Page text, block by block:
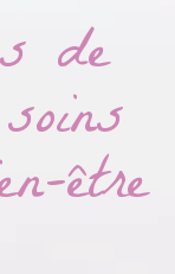
de
être